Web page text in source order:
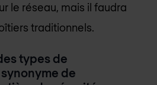
le réseau, mais il faudra
traditionnels.
types de
de